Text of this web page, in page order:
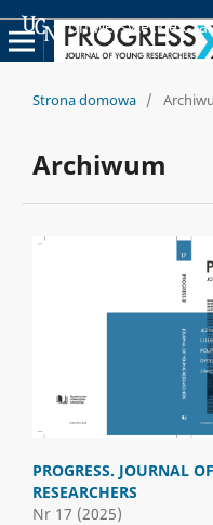
Uniwersyteckie
Strona domowa /
Archiwum
PROGRESS. JOURNAL
RESEARCHERS
Nr 17 (2025)